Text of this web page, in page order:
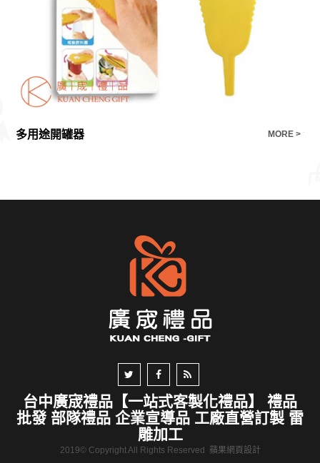
多用途開罐器 MORE > 漾
台中廣宬禮品【一站式客製化禮品】 禮品
批發 部隊禮品 企業宣導品 工廠直營訂製 雷
雕加工
2019© Copyright All Rights Reserved 蘋果網頁設計